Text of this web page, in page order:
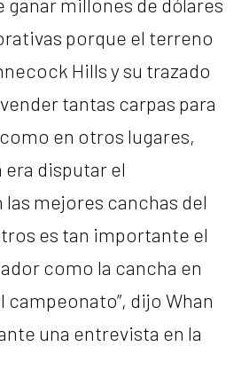
porque el terreno
Hills y su trazado
tantas carpas para
en otros lugares,
era disputar el
mejores canchas del
es tan importante el
como la cancha en
campeonato”, dijo Whan
una entrevista en la